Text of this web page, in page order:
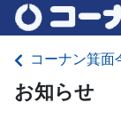
コーナン箕面
お知らせ